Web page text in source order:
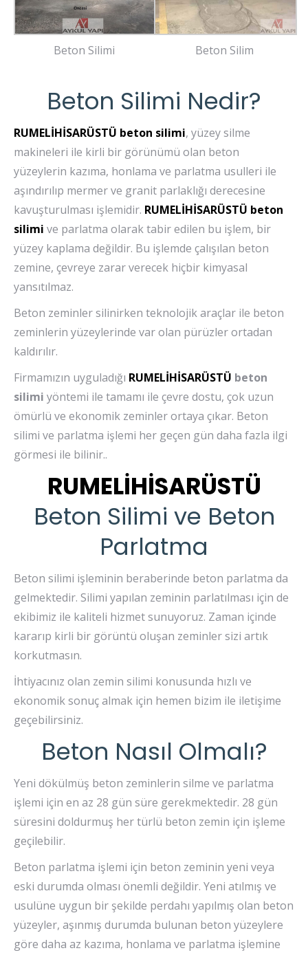
Beton Silimi Beton Silim
Beton Silimi Nedir?
RUMELİHİSARÜSTÜ beton silimi, yüzey silme
makineleri ile kirli bir görünümü olan beton
yüzeylerin kazıma, honlama ve parlatma usulleri ile
aşındırılıp mermer ve granit parlaklığı derecesine
kavuşturulması işlemidir. RUMELİHİSARÜSTÜ beton
silimi ve parlatma olarak tabir edilen bu işlem, bir
yüzey kaplama değildir. Bu işlemde çalışılan beton
zemine, çevreye zarar verecek hiçbir kimyasal
yansıtılmaz.
Beton zeminler silinirken teknolojik araçlar ile beton
zeminlerin yüzeylerinde var olan pürüzler ortadan
kaldırılır.
Firmamızın uyguladığı RUMELİHİSARÜSTÜ beton
silimi yöntemi ile tamamı ile çevre dostu, çok uzun
ömürlü ve ekonomik zeminler ortaya çıkar. Beton
silimi ve parlatma işlemi her geçen gün daha fazla ilgi
görmesi ile bilinir..
RUMELİHİSARÜSTÜ
Beton Silimi ve Beton
Parlatma
Beton silimi işleminin beraberinde beton parlatma da
gelmektedir. Silimi yapılan zeminin parlatılması için de
ekibimiz ile kaliteli hizmet sunuyoruz. Zaman içinde
kararıp kirli bir görüntü oluşan zeminler sizi artık
korkutmasın.
İhtiyacınız olan zemin silimi konusunda hızlı ve
ekonomik sonuç almak için hemen bizim ile iletişime
geçebilirsiniz.
Beton Nasıl Olmalı?
Yeni dökülmüş beton zeminlerin silme ve parlatma
işlemi için en az 28 gün süre gerekmektedir. 28 gün
süresini doldurmuş her türlü beton zemin için işleme
geçilebilir.
Beton parlatma işlemi için beton zeminin yeni veya
eski durumda olması önemli değildir. Yeni atılmış ve
usulüne uygun bir şekilde perdahı yapılmış olan beton
yüzeyler, aşınmış durumda bulunan beton yüzeylere
göre daha az kazıma, honlama ve parlatma işlemine